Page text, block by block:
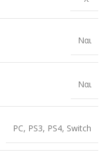
Ναι
Ναι
PC, PS3, PS4, Switch